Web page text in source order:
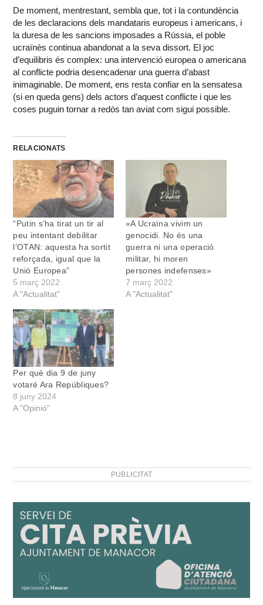
De moment, mentrestant, sembla que, tot i la contundència
de les declaracions dels mandataris europeus i americans, i
la duresa de les sancions imposades a Rússia, el poble
ucraïnès continua abandonat a la seva dissort. El joc
d’equilibris és complex: una intervenció europea o americana
al conflicte podria desencadenar una guerra d’abast
inimaginable. De moment, ens resta confiar en la sensatesa
(si en queda gens) dels actors d’aquest conflicte i que les
coses puguin tornar a redòs tan aviat com sigui possible.
RELACIONATS
“Putin s’ha tirat un tir al
peu intentant debilitar
l’OTAN: aquesta ha sortit
reforçada, igual que la
Unió Europea”
5 març 2022
A "Actualitat"
«A Ucraïna vivim un
genocidi. No és una
guerra ni una operació
militar, hi moren
persones indefenses»
7 març 2022
A "Actualitat"
Per què dia 9 de juny
votaré Ara Repúbliques?
8 juny 2024
A "Opinió"
PUBLICITAT